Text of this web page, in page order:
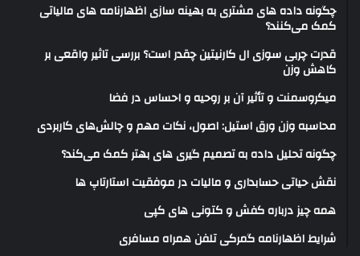
چگونه داده های مشتری به بهینه سازی اظهارنامه های مالیاتی
کمک می‌کنند؟
قدرت چربی سوزی ال کارنیتین چقدر است؟ بررسی تاثیر واقعی بر
کاهش وزن
میکروسمنت و تأثیر آن بر روحیه و احساس در فضا
محاسبه وزن ورق استیل: اصول، نکات مهم و چالش‌های کاربردی
چگونه تحلیل داده به تصمیم گیری های بهتر کمک می‌کند؟
نقش حیاتی حسابداری و مالیات در موفقیت استارتاپ ها
همه چیز درباره کفش و کتونی های کپی
شرایط اظهارنامه گمرکی تلفن همراه مسافری